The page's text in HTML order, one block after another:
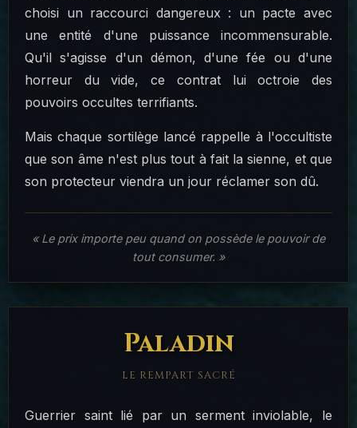
choisi un raccourci dangereux : un pacte avec
une entité d'une puissance incommensurable.
Qu'il s'agisse d'un démon, d'une fée ou d'une
horreur du vide, ce contrat lui octroie des
pouvoirs occultes terrifiants.
Mais chaque sortilège lancé rappelle à l'occultiste
que son âme n'est plus tout à fait la sienne, et que
son protecteur viendra un jour réclamer son dû.
« Le prix importe peu quand on possède le pouvoir de
tout consumer. »
Paladin
LE REMPART SACRÉ
Guerrier saint lié par un serment inviolable, le